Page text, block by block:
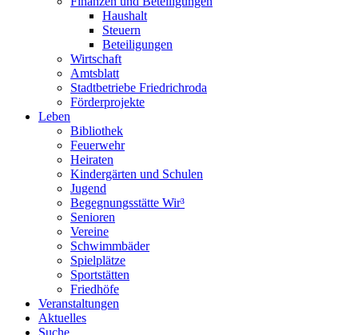
Haushalt
Steuern
Beteiligungen
Wirtschaft
Amtsblatt
Stadtbetriebe Friedrichroda
Förderprojekte
Leben
Bibliothek
Feuerwehr
Heiraten
Kindergärten und Schulen
Jugend
Begegnungsstätte Wir³
Senioren
Vereine
Schwimmbäder
Spielplätze
Sportstätten
Friedhöfe
Veranstaltungen
Aktuelles
Suche